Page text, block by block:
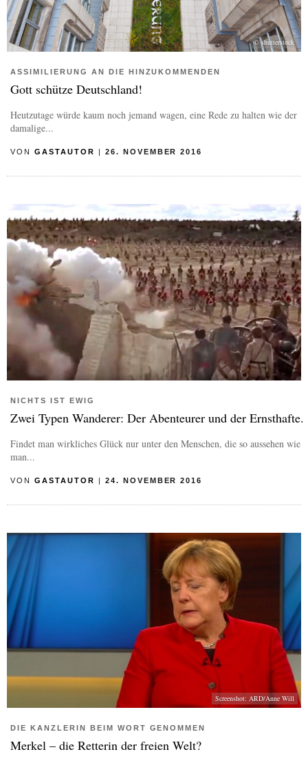
© shutterstock
ASSIMILIERUNG AN DIE HINZUKOMMENDEN
Gott schütze Deutschland!
Heutzutage würde kaum noch jemand wagen, eine Rede zu halten wie der
damalige...
VON GASTAUTOR | 26. NOVEMBER 2016
NICHTS IST EWIG
Zwei Typen Wanderer: Der Abenteurer und der Ernsthafte.
Findet man wirkliches Glück nur unter den Menschen, die so aussehen wie
man...
VON GASTAUTOR | 24. NOVEMBER 2016
Screenshot: ARD/Anne Will
DIE KANZLERIN BEIM WORT GENOMMEN
Merkel – die Retterin der freien Welt?